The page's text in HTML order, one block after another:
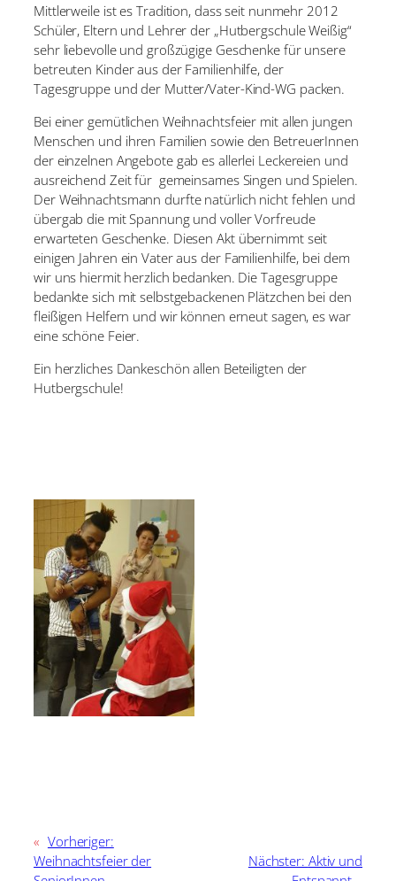
Mittlerweile ist es Tradition, dass seit nunmehr 2012
Schüler, Eltern und Lehrer der „Hutbergschule Weißig“
sehr liebevolle und großzügige Geschenke für unsere
betreuten Kinder aus der Familienhilfe, der
Tagesgruppe und der Mutter/Vater-Kind-WG packen.
Bei einer gemütlichen Weihnachtsfeier mit allen jungen
Menschen und ihren Familien sowie den BetreuerInnen
der einzelnen Angebote gab es allerlei Leckereien und
ausreichend Zeit für gemeinsames Singen und Spielen.
Der Weihnachtsmann durfte natürlich nicht fehlen und
übergab die mit Spannung und voller Vorfreude
erwarteten Geschenke. Diesen Akt übernimmt seit
einigen Jahren ein Vater aus der Familienhilfe, bei dem
wir uns hiermit herzlich bedanken. Die Tagesgruppe
bedankte sich mit selbstgebackenen Plätzchen bei den
fleißigen Helfern und wir können erneut sagen, es war
eine schöne Feier.
Ein herzliches Dankeschön allen Beteiligten der
Hutbergschule!
« Vorheriger:
Weihnachtsfeier der
Nächster: Aktiv und